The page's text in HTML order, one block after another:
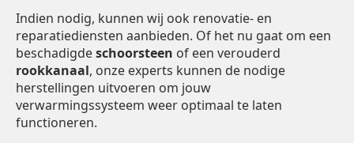
Indien nodig, kunnen wij ook renovatie- en
reparatiediensten aanbieden. Of het nu gaat om een
beschadigdeschoorsteen of een verouderd
rookkanaal, onze experts kunnen de nodige
herstellingen uitvoeren om jouw
verwarmingssysteem weer optimaal te laten
functioneren.